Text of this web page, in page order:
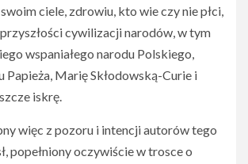
ciele, zdrowiu, kto wie czy nie płci,
cywilizacji narodów, w tym
wspaniałego narodu Polskiego,
Papieża, Marię Skłodowską-Curie i
iskrę.
więc z pozoru i intencji autorów tego
popełniony oczywiście w trosce o